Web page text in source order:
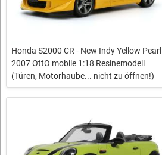
Honda S2000 CR - New Indy Yellow Pearl
2007 OttO mobile 1:18 Resinemodell
(Türen, Motorhaube... nicht zu öffnen!)